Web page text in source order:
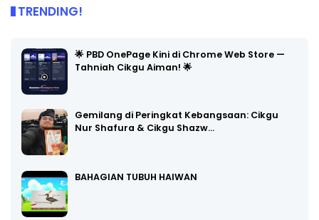
TRENDING!
🌟 PBD OnePage Kini di Chrome Web Store —
Tahniah Cikgu Aiman! 🌟
Gemilang di Peringkat Kebangsaan: Cikgu
Nur Shafura & Cikgu Shazw…
BAHAGIAN TUBUH HAIWAN